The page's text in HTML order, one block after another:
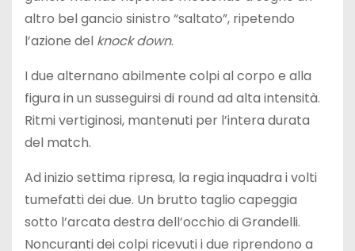
altro bel gancio sinistro “saltato”, ripetendo
l’azione del knock down.
I due alternano abilmente colpi al corpo e alla
figura in un susseguirsi di round ad alta intensità.
Ritmi vertiginosi, mantenuti per l’intera durata
del match.
Ad inizio settima ripresa, la regia inquadra i volti
tumefatti dei due. Un brutto taglio capeggia
sotto l’arcata destra dell’occhio di Grandelli.
Noncuranti dei colpi ricevuti i due riprendono a